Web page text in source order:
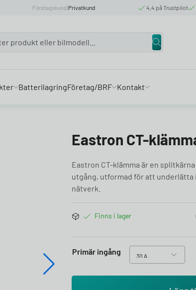
Företagskund|Privatkund 4,4 på Trustpilot
BatterilagringFöretag/BRF Kontakt
Eastron CT-
Eastron CT-klämma är en
utgång, utformad för att
nätverk.
Finns i lager
Primär ingång